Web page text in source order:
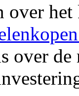
over
over